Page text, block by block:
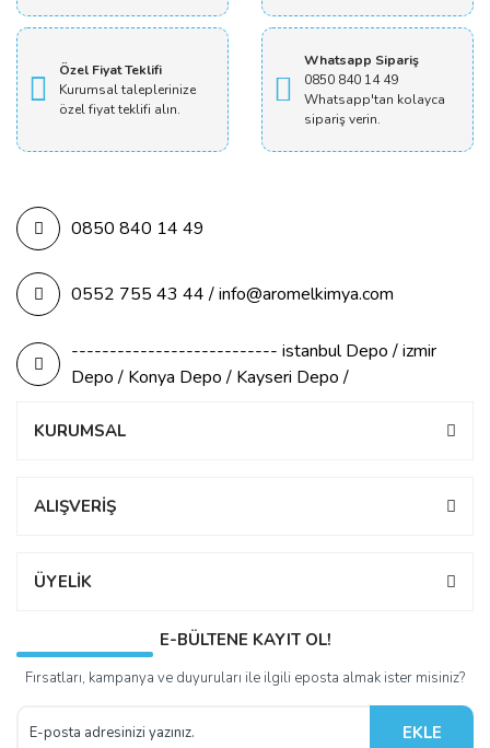
Özel Fiyat Teklifi
Kurumsal taleplerinize
özel fiyat teklifi alın.
Whatsapp Sipariş
0850 840 14 49
Whatsapp'tan kolayca
sipariş verin.
0850 840 14 49
0552 755 43 44 / info@aromelkimya.com
--------------------------- istanbul Depo / izmir
Depo / Konya Depo / Kayseri Depo /
KURUMSAL
ALIŞVERİŞ
ÜYELİK
E-BÜLTENE KAYIT OL!
Fırsatları, kampanya ve duyuruları ile ilgili eposta almak ister misiniz?
EKLE